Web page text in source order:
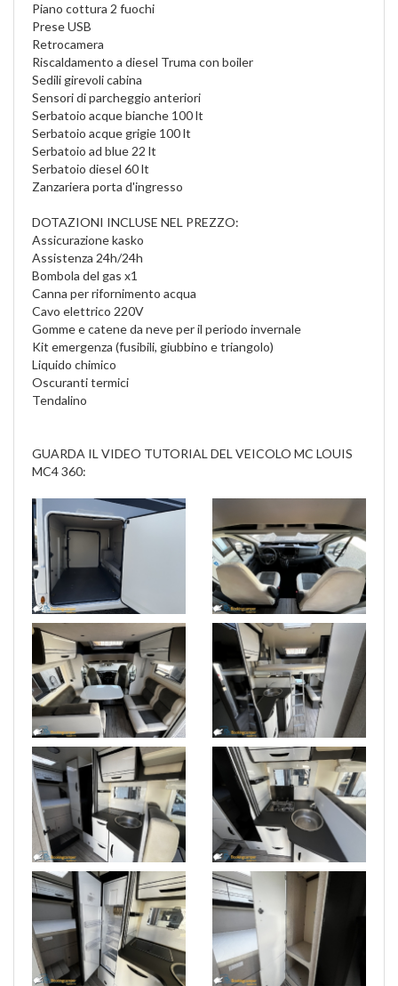
Piano cottura 2 fuochi
Prese USB
Retrocamera
Riscaldamento a diesel Truma con boiler
Sedili girevoli cabina
Sensori di parcheggio anteriori
Serbatoio acque bianche 100 lt
Serbatoio acque grigie 100 lt
Serbatoio ad blue 22 lt
Serbatoio diesel 60 lt
Zanzariera porta d'ingresso
DOTAZIONI INCLUSE NEL PREZZO:
Assicurazione kasko
Assistenza 24h/24h
Bombola del gas x1
Canna per rifornimento acqua
Cavo elettrico 220V
Gomme e catene da neve per il periodo invernale
Kit emergenza (fusibili, giubbino e triangolo)
Liquido chimico
Oscuranti termici
Tendalino
GUARDA IL VIDEO TUTORIAL DEL VEICOLO MC LOUIS
MC4 360: